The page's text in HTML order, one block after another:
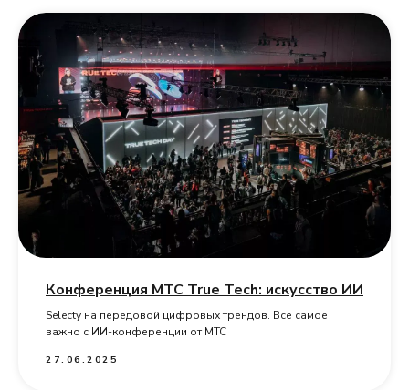
Конференция MTC True Tech: искусство ИИ
Selecty на передовой цифровых трендов. Все самое
важно с ИИ-конференции от МТС
27.06.2025